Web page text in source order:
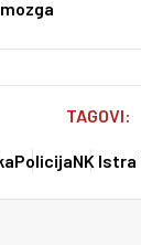
mozga
TAGOVI:
PolicijaNK Istra